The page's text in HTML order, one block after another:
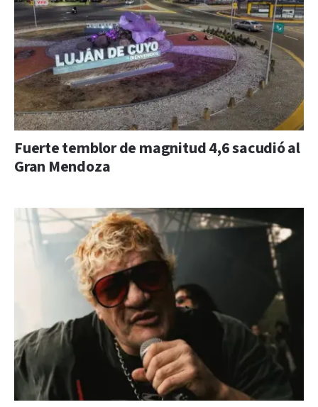
Fuerte temblor de magnitud 4,6 sacudió al
Gran Mendoza